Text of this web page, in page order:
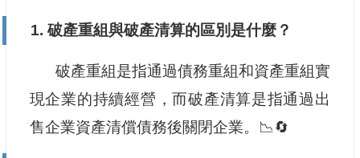
1. 破產重組與破產清算的區別是什麼？
破產重組是指通過債務重組和資產重組實
現企業的持續經營，而破產清算是指通過出
售企業資產清償債務後關閉企業。📉🔄